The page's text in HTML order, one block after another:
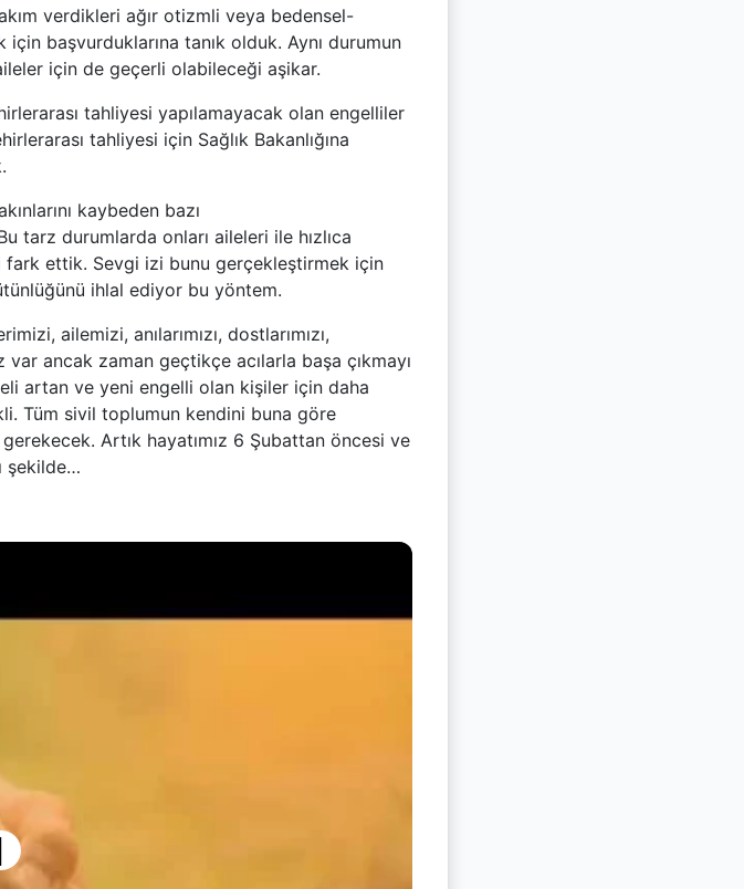
verdikleri ağır otizmli veya bedensel-
için başvurduklarına tanık olduk. Aynı durumun
için de geçerli olabileceği aşikar.
tahliyesi yapılamayacak olan engelliler
tahliyesi için Sağlık Bakanlığına
kaybeden bazı
tarz durumlarda onları aileleri ile hızlıca
ettik. Sevgi izi bunu gerçekleştirmek için
ihlal ediyor bu yöntem.
ailemizi, anılarımızı, dostlarımızı,
ancak zaman geçtikçe acılarla başa çıkmayı
artan ve yeni engelli olan kişiler için daha
Tüm sivil toplumun kendini buna göre
Artık hayatımız 6 Şubattan öncesi ve
şekilde…